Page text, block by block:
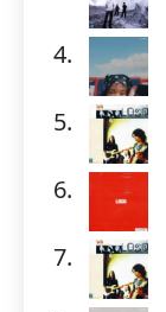
4.
5.
6.
7.